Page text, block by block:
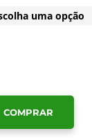
COMPRAR